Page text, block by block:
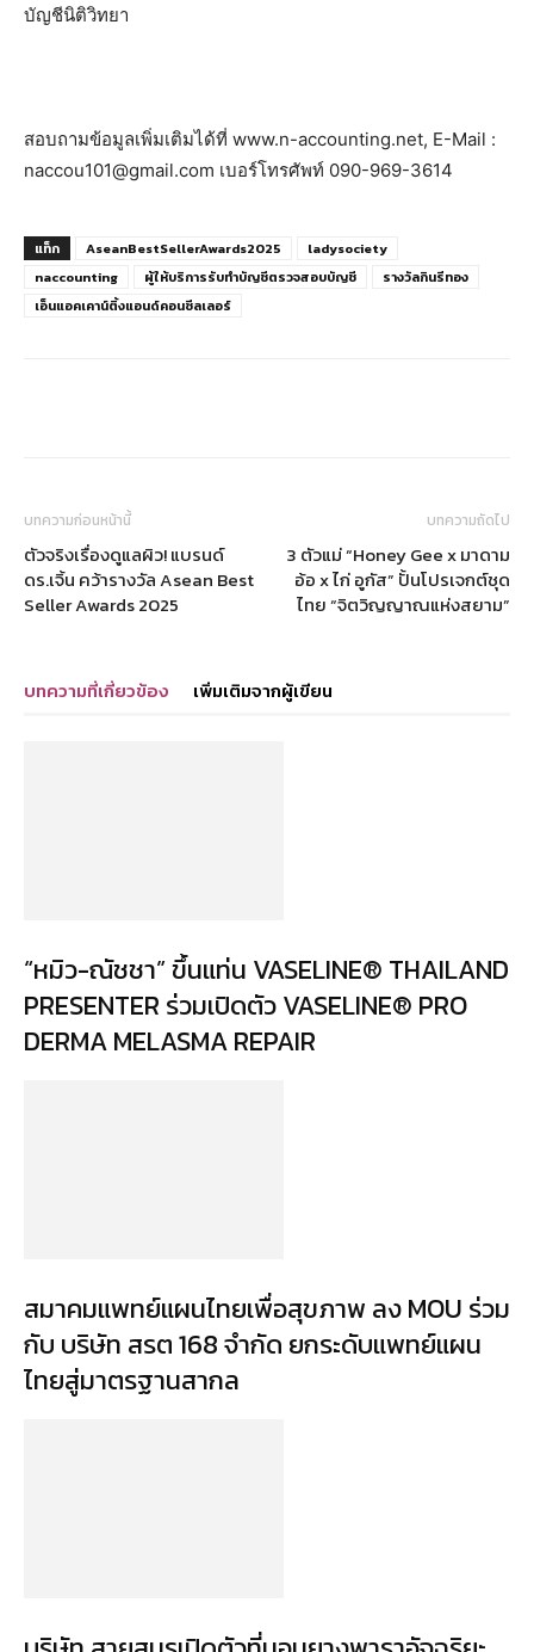
บัญชีนิติวิทยา
สอบถามข้อมูลเพิ่มเติมได้ที่ www.n-accounting.net, E-Mail :
naccou101@gmail.com เบอร์โทรศัพท์ 090-969-3614
แท็ก AseanBestSellerAwards2025
ladysociety
naccounting
ผู้ให้บริการรับทำบัญชีตรวจสอบบัญชี
รางวัลกินรีทอง
เอ็นแอคเคาน์ติ้งแอนด์คอนซีลเลอร์
บทความก่อนหน้านี้
ตัวจริงเรื่องดูแลผิว! แบรนด์
ดร.เจิ้น คว้ารางวัล Asean Best
Seller Awards 2025
บทความถัดไป
3 ตัวแม่ “Honey Gee x มาดาม
อ้อ x ไก่ อูกัส” ปั้นโปรเจกต์ชุด
ไทย “จิตวิญญาณแห่งสยาม”
บทความที่เกี่ยวข้อง เพิ่มเติมจากผู้เขียน
“หมิว-ณัชชา” ขึ้นแท่น VASELINE® THAILAND
PRESENTER ร่วมเปิดตัว VASELINE® PRO
DERMA MELASMA REPAIR
สมาคมแพทย์แผนไทยเพื่อสุขภาพ ลง MOU ร่วม
กับ บริษัท สรต 168 จำกัด ยกระดับแพทย์แผน
ไทยสู่มาตรฐานสากล